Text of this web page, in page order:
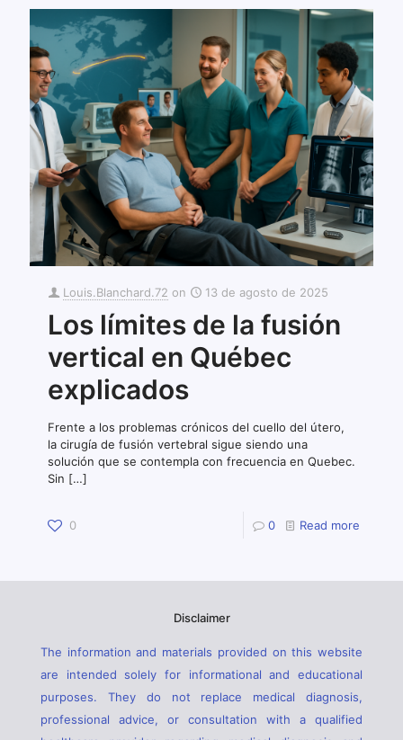
Louis.Blanchard.72 on 13 de agosto de 2025
Los límites de la fusión
vertical en Québec
explicados
Frente a los problemas crónicos del cuello del útero,
la cirugía de fusión vertebral sigue siendo una
solución que se contempla con frecuencia en Quebec.
Sin […]
0 0 Read more
Disclaimer
The information and materials provided on this website
are intended solely for informational and educational
purposes. They do not replace medical diagnosis,
professional advice, or consultation with a qualified